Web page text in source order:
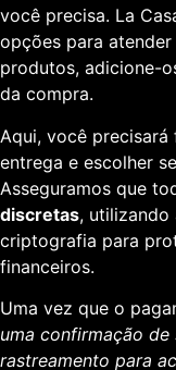
você precisa. La
opções para
produtos, adicione-
da compra.
Aqui, você
entrega e escolher
Asseguramos que
discretas, utilizando
criptografia para
financeiros.
Uma vez que o
uma confirmação
rastreamento para